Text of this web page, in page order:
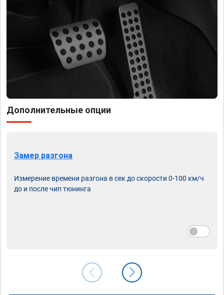
Дополнительные опции
Замер разгона
Измерение времени разгона в сек до скорости 0-100 км/ч
до и после чип тюнинга